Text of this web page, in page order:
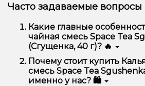
Часто задаваемые вопросы
Какие главные
чайная смесь Space Tea
(Сгущенка, 40 г)? 🔥
Кальянная чайная смесь
(Сгущенка, 40 г) отличается
удобством использования и
Почему стоит купить
смесь Space Tea
именно у нас? 🛍️